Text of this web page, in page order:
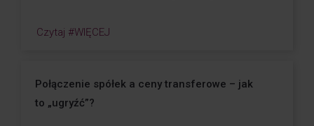
Czytaj #WIĘCEJ
Połączenie spółek a ceny transferowe – jak
to „ugryźć”?